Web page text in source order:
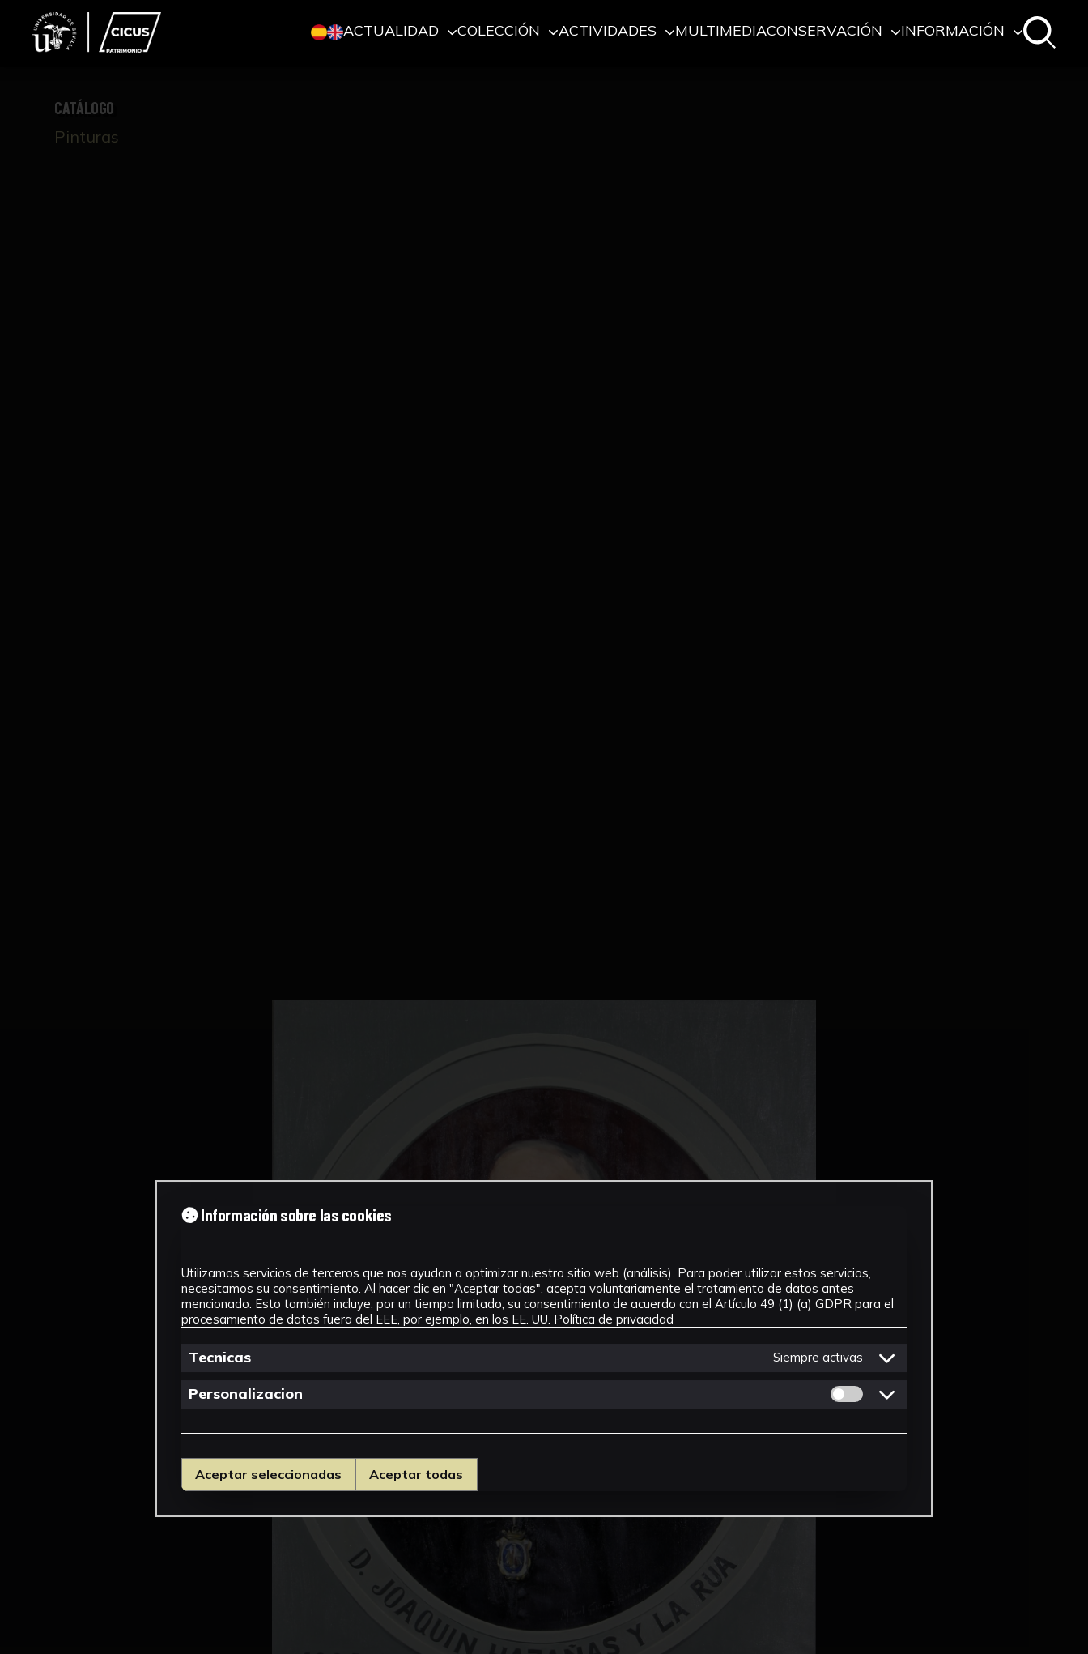
ACTUALIDAD COLECCIÓN ACTIVIDADES MULTIMEDIACONSERVACIÓN INFORMACIÓN
CATÁLOGO
Pinturas
Información sobre las cookies
Utilizamos servicios de terceros que nos ayudan a optimizar nuestro sitio web (análisis). Para poder utilizar estos servicios,
necesitamos su consentimiento. Al hacer clic en "Aceptar todas", acepta voluntariamente el tratamiento de datos antes
mencionado. Esto también incluye, por un tiempo limitado, su consentimiento de acuerdo con el Artículo 49 (1) (a) GDPR para el
procesamiento de datos fuera del EEE, por ejemplo, en los EE. UU. Política de privacidad
Tecnicas Siempre activas
Personalizacion Permitir cookies de Personalizacion
Aceptar seleccionadas Aceptar todas